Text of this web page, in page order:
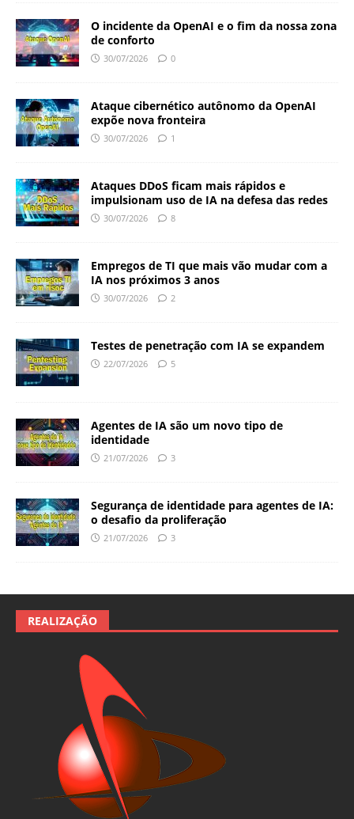
O incidente da OpenAI e o fim da nossa zona
de conforto
30/07/2026 0
Ataque cibernético autônomo da OpenAI
expõe nova fronteira
30/07/2026 1
Ataques DDoS ficam mais rápidos e
impulsionam uso de IA na defesa das redes
30/07/2026 8
Empregos de TI que mais vão mudar com a
IA nos próximos 3 anos
30/07/2026 2
Testes de penetração com IA se expandem
22/07/2026 5
Agentes de IA são um novo tipo de
identidade
21/07/2026 3
Segurança de identidade para agentes de IA:
o desafio da proliferação
21/07/2026 3
REALIZAÇÃO